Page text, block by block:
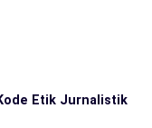
Etik Jurnalistik